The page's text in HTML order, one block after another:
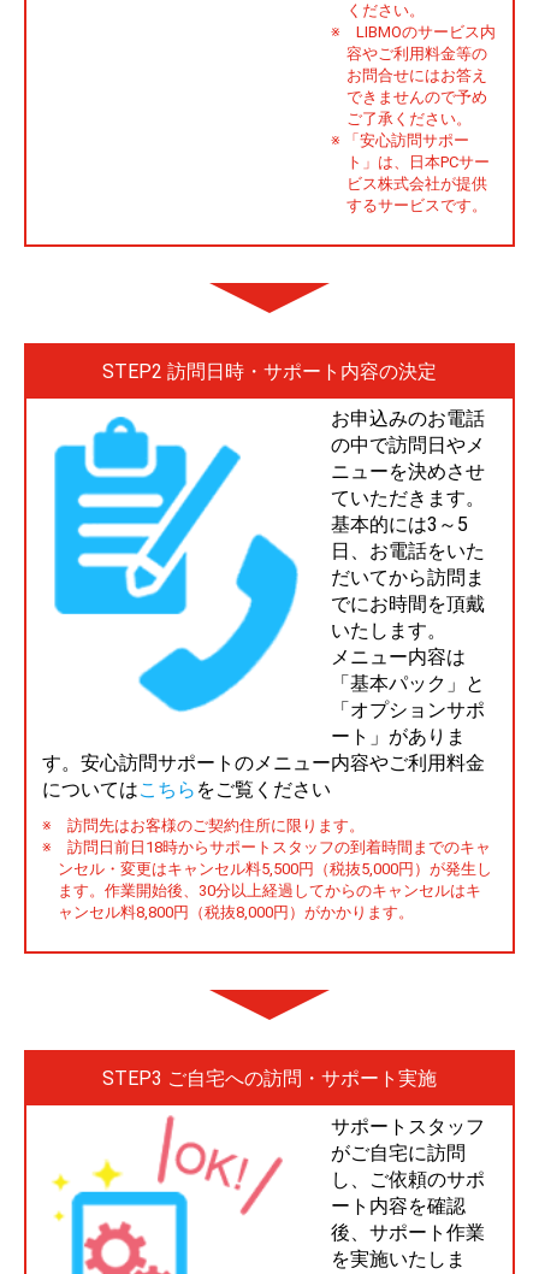
ください。
※ LIBMOのサービス内
容やご利用料金等の
お問合せにはお答え
できませんので予め
ご了承ください。
※ 「安心訪問サポー
ト」は、日本PCサー
ビス株式会社が提供
するサービスです。
STEP2 訪問日時・サポート内容の決定
お申込みのお電話
の中で訪問日やメ
ニューを決めさせ
ていただきます。
基本的には3～5
日、お電話をいた
だいてから訪問ま
でにお時間を頂戴
いたします。
メニュー内容は
「基本パック」と
「オプションサポ
ート」がありま
す。安心訪問サポートのメニュー内容やご利用料金
についてはこちら をご覧ください
※ 訪問先はお客様のご契約住所に限ります。
※ 訪問日前日18時からサポートスタッフの到着時間までのキャ
ンセル・変更はキャンセル料5,500円（税抜5,000円）が発生し
ます。作業開始後、30分以上経過してからのキャンセルはキ
ャンセル料8,800円（税抜8,000円）がかかります。
STEP3 ご自宅への訪問・サポート実施
サポートスタッフ
がご自宅に訪問
し、ご依頼のサポ
ート内容を確認
後、サポート作業
を実施いたしま